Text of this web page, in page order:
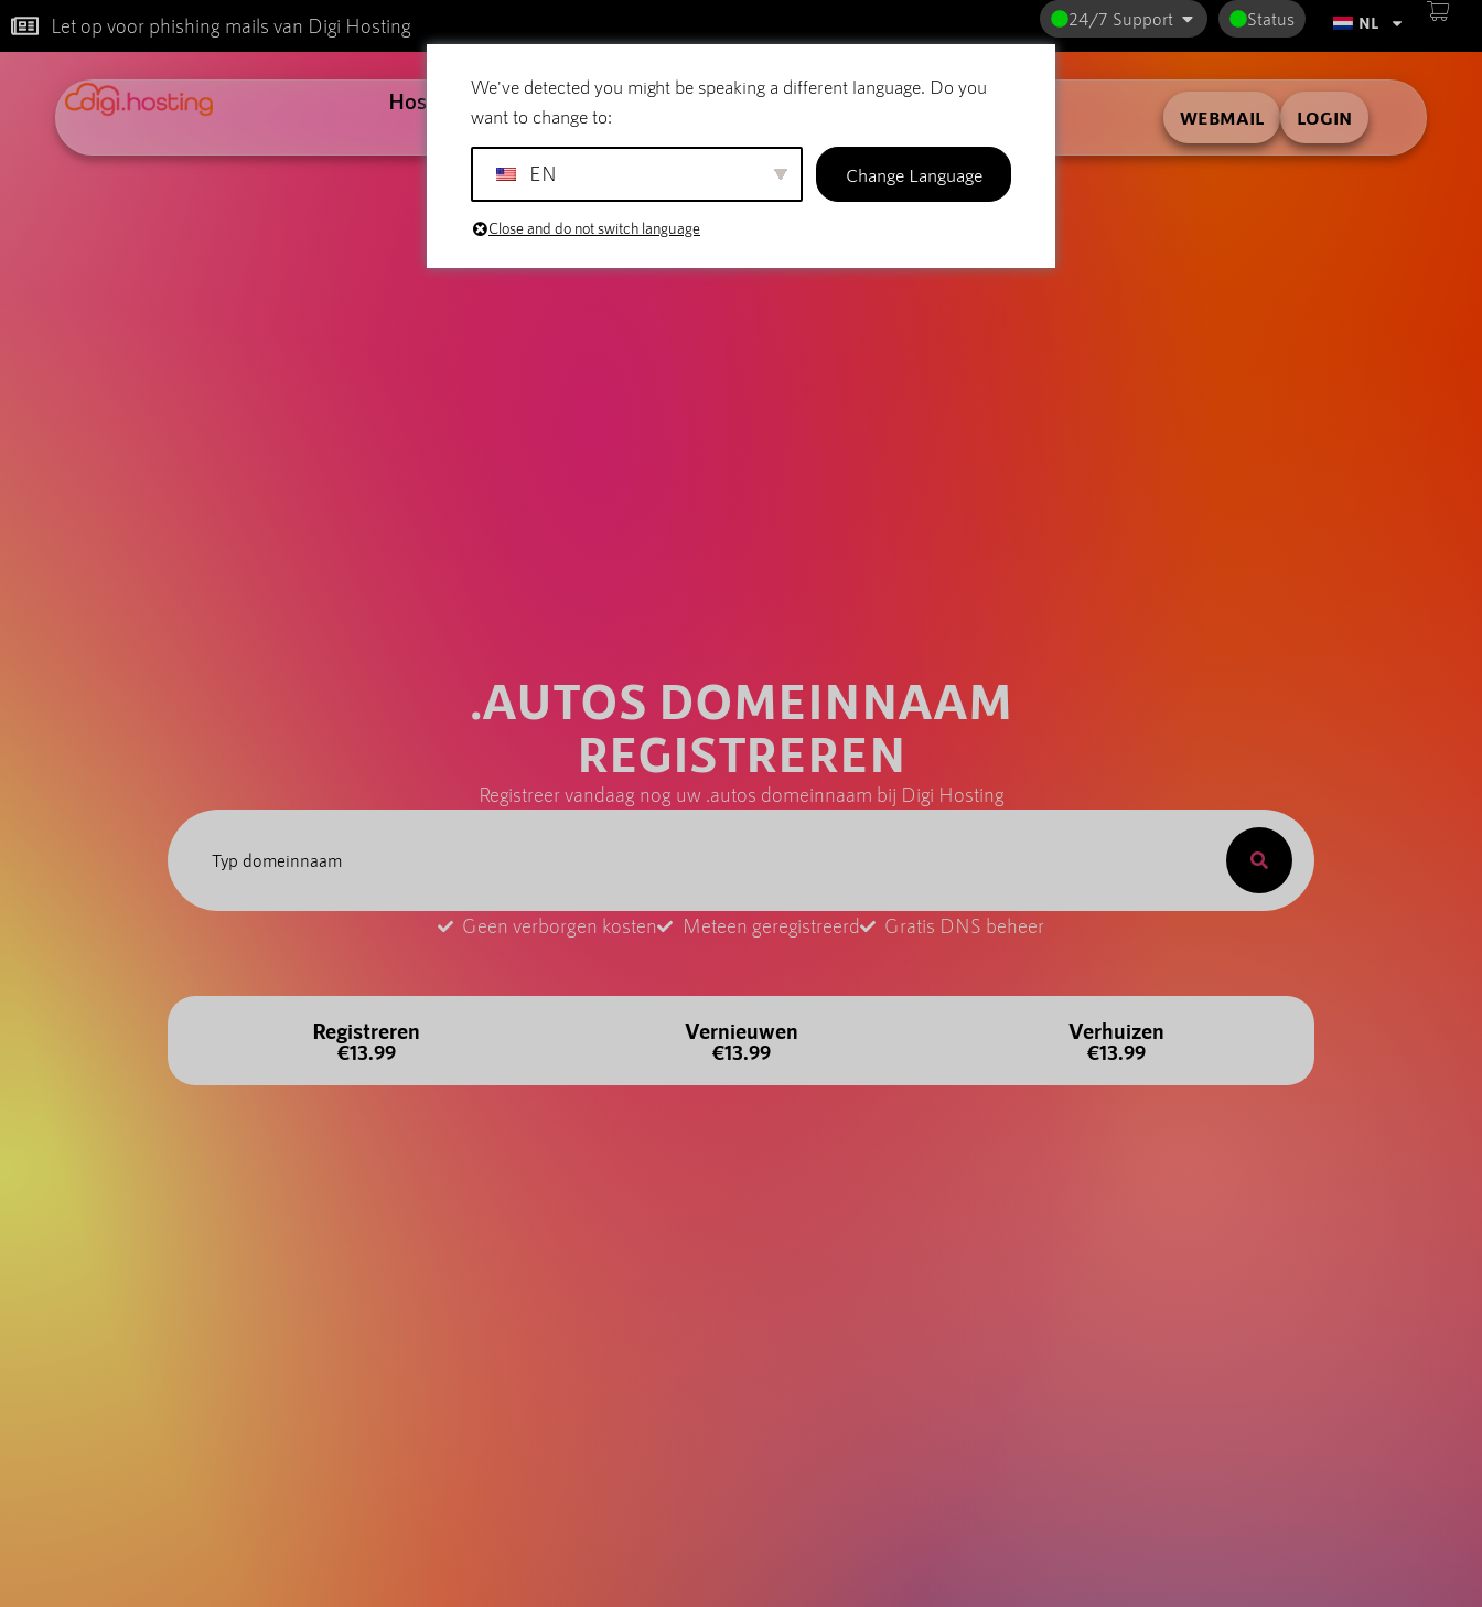
Let op voor phishing mails van Digi Hosting 24/7 Support Status NL
Hosting E-mail Domeinnamen SiteBuilder
WEBMAIL LOGIN
.AUTOS DOMEINNAAM
REGISTREREN
Registreer vandaag nog uw .autos domeinnaam bij Digi Hosting
Geen verborgen kosten Meteen geregistreerd Gratis DNS beheer
Registreren
€13.99
Vernieuwen
€13.99
Verhuizen
€13.99
We've detected you might be speaking a different language. Do you
want to change to:
EN Change Language
Close and do not switch language